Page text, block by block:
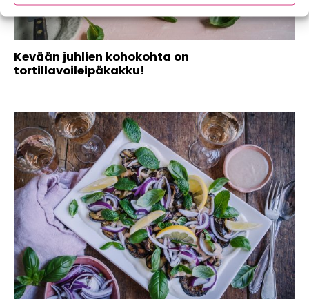
Kevään juhlien kohokohta on
tortillavoileipäkakku!